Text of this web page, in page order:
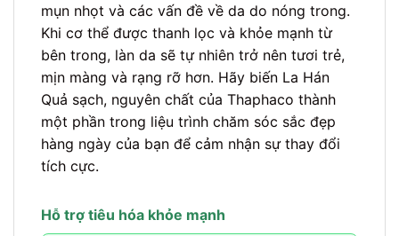
mụn nhọt và các vấn đề về da do nóng trong.
Khi cơ thể được thanh lọc và khỏe mạnh từ
bên trong, làn da sẽ tự nhiên trở nên tươi trẻ,
mịn màng và rạng rỡ hơn. Hãy biến La Hán
Quả sạch, nguyên chất của Thaphaco thành
một phần trong liệu trình chăm sóc sắc đẹp
hàng ngày của bạn để cảm nhận sự thay đổi
tích cực.
Hỗ trợ tiêu hóa khỏe mạnh